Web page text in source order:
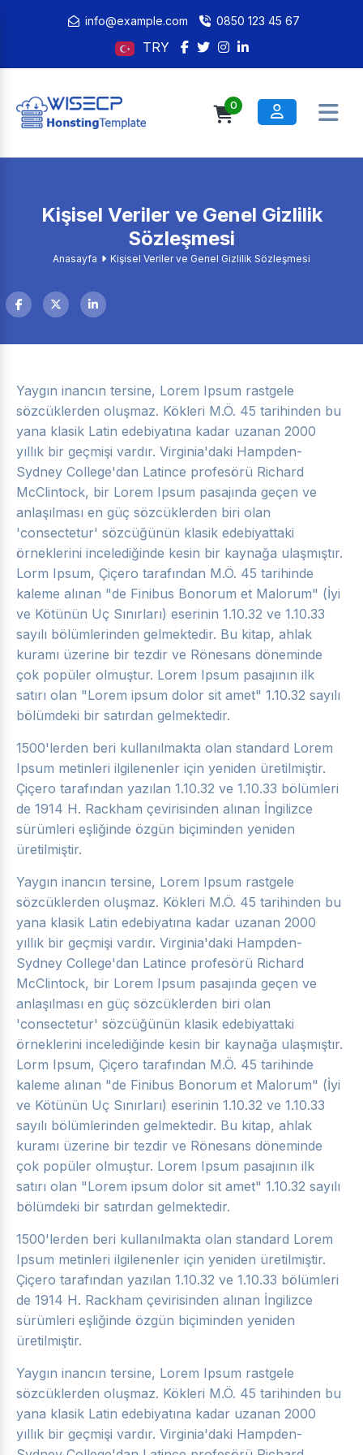
info@example.com 0850 123 45 67
TRY
0
Kişisel Veriler ve Genel Gizlilik
Sözleşmesi
Anasayfa Kişisel Veriler ve Genel Gizlilik Sözleşmesi
Yaygın inancın tersine, Lorem Ipsum rastgele
sözcüklerden oluşmaz. Kökleri M.Ö. 45 tarihinden bu
yana klasik Latin edebiyatına kadar uzanan 2000
yıllık bir geçmişi vardır. Virginia'daki Hampden-
Sydney College'dan Latince profesörü Richard
McClintock, bir Lorem Ipsum pasajında geçen ve
anlaşılması en güç sözcüklerden biri olan
'consectetur' sözcüğünün klasik edebiyattaki
örneklerini incelediğinde kesin bir kaynağa ulaşmıştır.
Lorm Ipsum, Çiçero tarafından M.Ö. 45 tarihinde
kaleme alınan "de Finibus Bonorum et Malorum" (İyi
ve Kötünün Uç Sınırları) eserinin 1.10.32 ve 1.10.33
sayılı bölümlerinden gelmektedir. Bu kitap, ahlak
kuramı üzerine bir tezdir ve Rönesans döneminde
çok popüler olmuştur. Lorem Ipsum pasajının ilk
satırı olan "Lorem ipsum dolor sit amet" 1.10.32 sayılı
bölümdeki bir satırdan gelmektedir.
1500'lerden beri kullanılmakta olan standard Lorem
Ipsum metinleri ilgilenenler için yeniden üretilmiştir.
Çiçero tarafından yazılan 1.10.32 ve 1.10.33 bölümleri
de 1914 H. Rackham çevirisinden alınan İngilizce
sürümleri eşliğinde özgün biçiminden yeniden
üretilmiştir.
Yaygın inancın tersine, Lorem Ipsum rastgele
sözcüklerden oluşmaz. Kökleri M.Ö. 45 tarihinden bu
yana klasik Latin edebiyatına kadar uzanan 2000
yıllık bir geçmişi vardır. Virginia'daki Hampden-
Sydney College'dan Latince profesörü Richard
McClintock, bir Lorem Ipsum pasajında geçen ve
anlaşılması en güç sözcüklerden biri olan
'consectetur' sözcüğünün klasik edebiyattaki
örneklerini incelediğinde kesin bir kaynağa ulaşmıştır.
Lorm Ipsum, Çiçero tarafından M.Ö. 45 tarihinde
kaleme alınan "de Finibus Bonorum et Malorum" (İyi
ve Kötünün Uç Sınırları) eserinin 1.10.32 ve 1.10.33
sayılı bölümlerinden gelmektedir. Bu kitap, ahlak
kuramı üzerine bir tezdir ve Rönesans döneminde
çok popüler olmuştur. Lorem Ipsum pasajının ilk
satırı olan "Lorem ipsum dolor sit amet" 1.10.32 sayılı
bölümdeki bir satırdan gelmektedir.
1500'lerden beri kullanılmakta olan standard Lorem
Ipsum metinleri ilgilenenler için yeniden üretilmiştir.
Çiçero tarafından yazılan 1.10.32 ve 1.10.33 bölümleri
de 1914 H. Rackham çevirisinden alınan İngilizce
sürümleri eşliğinde özgün biçiminden yeniden
üretilmiştir.
Yaygın inancın tersine, Lorem Ipsum rastgele
sözcüklerden oluşmaz. Kökleri M.Ö. 45 tarihinden bu
yana klasik Latin edebiyatına kadar uzanan 2000
yıllık bir geçmişi vardır. Virginia'daki Hampden-